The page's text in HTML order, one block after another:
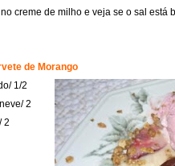
creme de milho e veja se o sal está
de Morango
1/2
2
2